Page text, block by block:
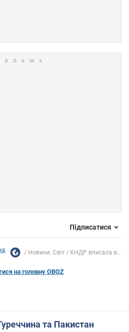
Підписатися
Новини. Світ КНДР вписала в...
на головну OBOZ
та Пакистан